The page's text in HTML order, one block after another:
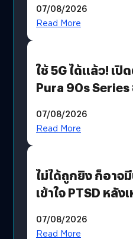
บริโภคและ B2B
07/08/2026
Read More
ใช้ 5G ได้แล้ว! เปิ
Pura 90s
07/08/2026
Read More
ไม่ได้ถูกยิง ก็อาจ
เข้าใจ PTSD หลัง
07/08/2026
Read More